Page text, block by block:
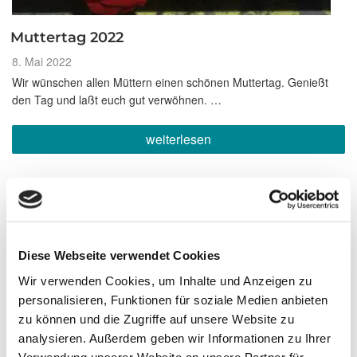
Diese Webseite verwendet Cookies
Wir verwenden Cookies, um Inhalte und Anzeigen zu
personalisieren, Funktionen für soziale Medien anbieten
zu können und die Zugriffe auf unsere Website zu
analysieren. Außerdem geben wir Informationen zu Ihrer
Muttertag 2022
Veröffentlicht
am
8. Mai 2022
Wir wünschen allen Müttern einen schönen Muttertag. Genießt
den Tag und laßt euch gut verwöhnen. …
„Muttertag
2022“
weiterlesen